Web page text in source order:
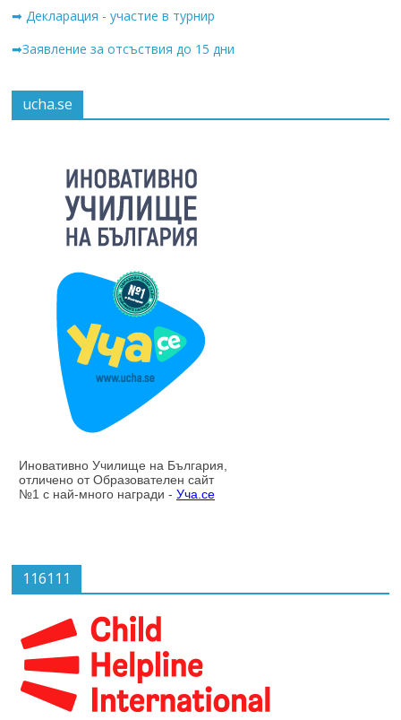
➡ Декларация - участие в турнир
➡Заявление за отсъствия до 15 дни
ucha.se
116111